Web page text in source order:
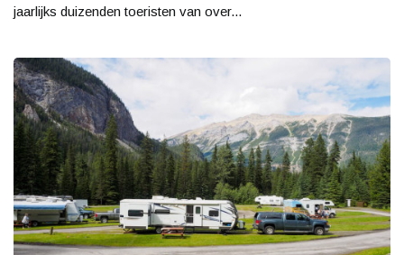
jaarlijks duizenden toeristen van over...